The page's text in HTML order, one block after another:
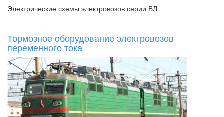
Электрические схемы электровозов серии ВЛ
Тормозное оборудование электровозов
переменного тока